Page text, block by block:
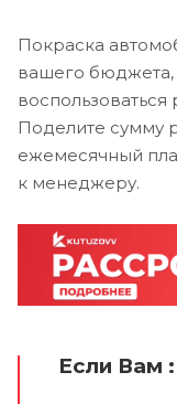
Покраска
вашего бюджета,
Поделите сумму
ежемесячный
к менеджеру.
Если Вам :